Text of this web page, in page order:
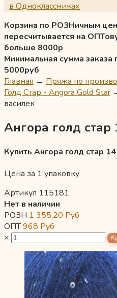
в Одноклассниках
Корзина по РОЗНичным
пересчитывается на
больше 8000р
Минимальная сумма
5000руб
Главная → Пряжа по
Голд Стар - Angora Gold Star
василек
Ангора голд стар
Купить Ангора голд стар
Цена за 1 упаковку
Артикул 115181
Нет в наличии
РОЗН 1 355,20 Руб
ОПТ968 Руб
×